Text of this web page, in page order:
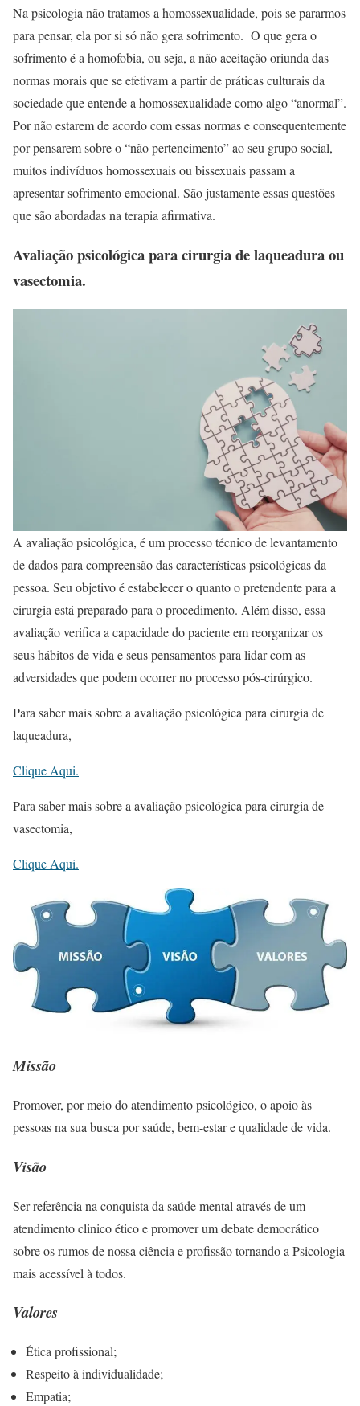
Na psicologia não tratamos a homossexualidade, pois se pararmos
para pensar, ela por si só não gera sofrimento. O que gera o
sofrimento é a homofobia, ou seja, a não aceitação oriunda das
normas morais que se efetivam a partir de práticas culturais da
sociedade que entende a homossexualidade como algo “anormal”.
Por não estarem de acordo com essas normas e consequentemente
por pensarem sobre o “não pertencimento” ao seu grupo social,
muitos indivíduos homossexuais ou bissexuais passam a
apresentar sofrimento emocional. São justamente essas questões
que são abordadas na terapia afirmativa.
Avaliação psicológica para cirurgia de laqueadura ou
vasectomia.
A avaliação psicológica, é um processo técnico de levantamento
de dados para compreensão das características psicológicas da
pessoa. Seu objetivo é estabelecer o quanto o pretendente para a
cirurgia está preparado para o procedimento. Além disso, essa
avaliação verifica a capacidade do paciente em reorganizar os
seus hábitos de vida e seus pensamentos para lidar com as
adversidades que podem ocorrer no processo pós-cirúrgico.
Para saber mais sobre a avaliação psicológica para cirurgia de
laqueadura,
Clique Aqui.
Para saber mais sobre a avaliação psicológica para cirurgia de
vasectomia,
Clique Aqui.
Missão
​Promover, por meio do atendimento psicológico, o apoio às
pessoas na sua busca por saúde, bem-estar e qualidade de vida.
Visão
​Ser referência na conquista da saúde mental através de um
atendimento clinico ético e promover um debate democrático
sobre os rumos de nossa ciência e profissão tornando a Psicologia
mais acessível à todos.
Valores
Ética profissional;
Respeito à individualidade;
Empatia;